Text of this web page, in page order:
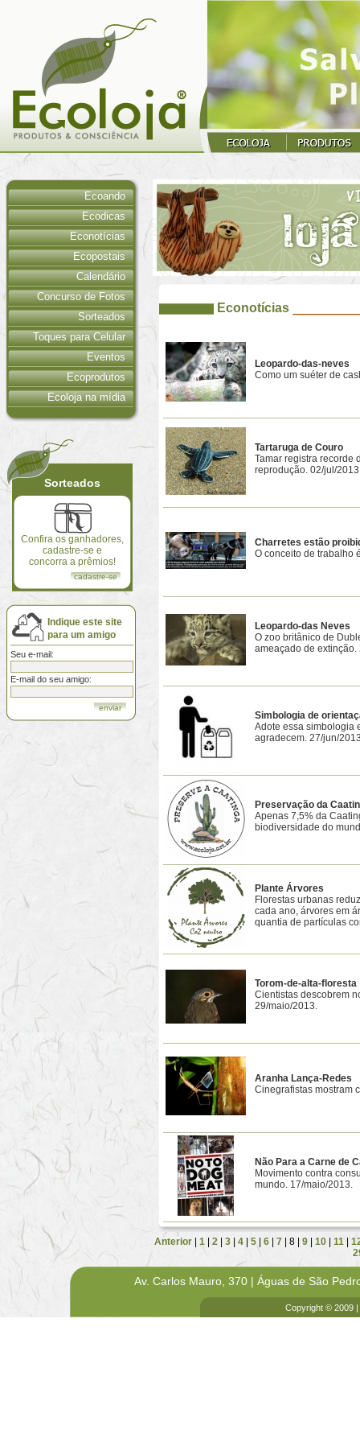
Ecoando
Ecodicas
Econotícias
Ecopostais
Calendário
Concurso de Fotos
Sorteados
Toques para Celular
Eventos
Ecoprodutos
Ecoloja na mídia
Sorteados
Confira os ganhadores,
cadastre-se e
concorra a prêmios!
cadastre-se
Indique este site
para um amigo
Seu e-mail:
E-mail do seu amigo:
Econotícias
Leopardo-das-neves
Como um suéter de
Tartaruga de Couro
Tamar registra recorde
reprodução. 02/jul/
Charretes estão
O conceito de trabalho
Leopardo-das Neves
O zoo britânico de
ameaçado de extinção.
Simbologia de
Adote essa simbologia
agradecem. 27/jun/
Preservação da
Apenas 7,5% da
biodiversidade do
Plante Árvores
Florestas urbanas
cada ano, árvores em
quantia de partículas
Torom-de-alta-floresta
Cientistas descobrem
29/maio/2013.
Aranha Lança-Redes
Cinegrafistas mostram
Não Para a Carne de
Movimento contra
mundo. 17/maio/2013.
Anterior |1 |2 |3 |4 |5 |6 |7 | 8 |9 |10 |11 |
Av. Carlos Mauro, 370 | Águas de São
Copyright © 2009